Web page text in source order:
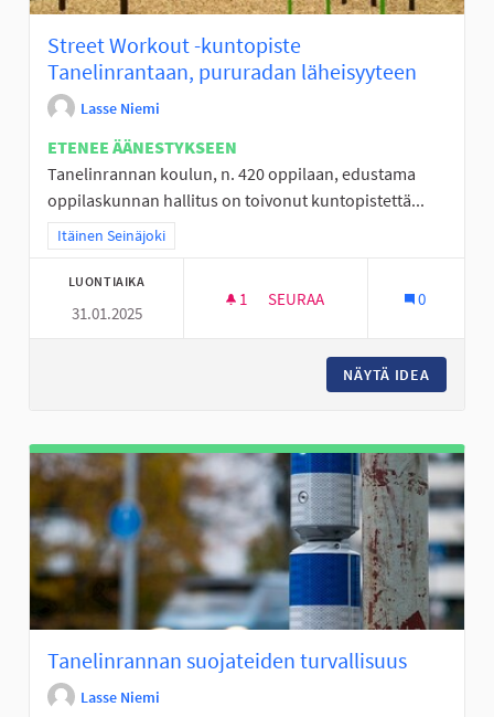
Street Workout -kuntopiste
Tanelinrantaan, pururadan läheisyyteen
Lasse Niemi
ETENEE ÄÄNESTYKSEEN
Tanelinrannan koulun, n. 420 oppilaan, edustama
oppilaskunnan hallitus on toivonut kuntopistettä...
Rajaa tulokset teeman mukaan: Itäinen Seinäjoki
Itäinen Seinäjoki
LUONTIAIKA
31.01.2025
1 1 SEURAAJA
SEURAA 0
NÄYTÄ IDEA
Tanelinrannan suojateiden turvallisuus
Lasse Niemi